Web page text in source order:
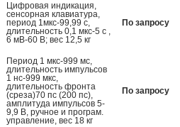
Цифровая индикация,
сенсорная клавиатура,
период 1мкс-99,99 с,
длительность 0,1 мкс-5 с ,
6 мВ-60 В; вес 12,5 кг
По запросу
Период 1 мкс-999 мс,
длительность импульсов
1 нс-999 мкс,
длительность фронта
(среза)70 пс (200 пс),
амплитуда импульсов 5-
9,9 В, ручное и програм.
управление, вес 18 кг
По запросу